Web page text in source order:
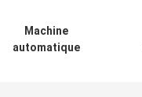
Machine
automatique